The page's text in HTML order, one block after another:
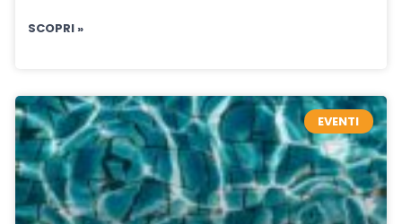
SCOPRI »
EVENTI